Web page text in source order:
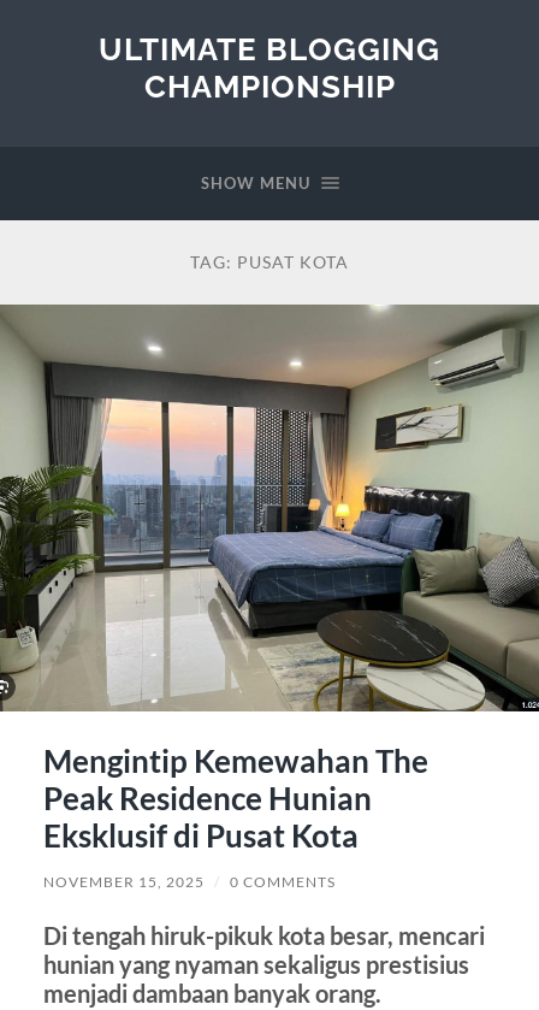
ULTIMATE BLOGGING
CHAMPIONSHIP
SHOW MENU
TAG: PUSAT KOTA
Mengintip Kemewahan The
Peak Residence Hunian
Eksklusif di Pusat Kota
NOVEMBER 15, 2025 / 0 COMMENTS
Di tengah hiruk-pikuk kota besar, mencari
hunian yang nyaman sekaligus prestisius
menjadi dambaan banyak orang.